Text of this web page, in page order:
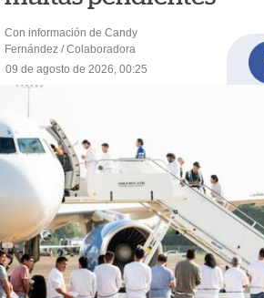
Con información de Candy
Fernández / Colaboradora
09 de agosto de 2026, 00:25